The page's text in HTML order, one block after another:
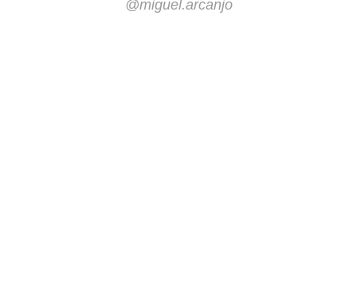
@miguel.arcanjo